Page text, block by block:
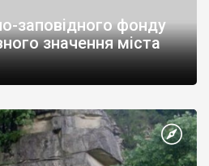
заповідного фонду
значення міста
об’єкти ПЗФ і є бажання
за адресою oggdd@ukr.net або
п Назва об’єкта ПЗФ Категорія